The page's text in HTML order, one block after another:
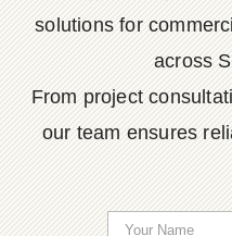
solutions for
across
From project
our team ensures